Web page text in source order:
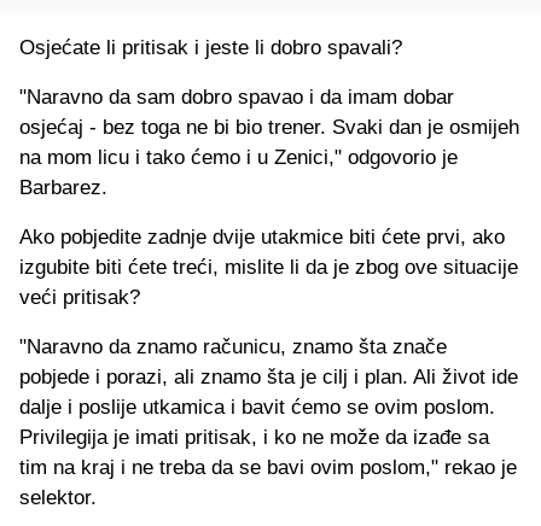
Osjećate li pritisak i jeste li dobro spavali?
"Naravno da sam dobro spavao i da imam dobar
osjećaj - bez toga ne bi bio trener. Svaki dan je osmijeh
na mom licu i tako ćemo i u Zenici," odgovorio je
Barbarez.
Ako pobjedite zadnje dvije utakmice biti ćete prvi, ako
izgubite biti ćete treći, mislite li da je zbog ove situacije
veći pritisak?
"Naravno da znamo računicu, znamo šta znače
pobjede i porazi, ali znamo šta je cilj i plan. Ali život ide
dalje i poslije utkamica i bavit ćemo se ovim poslom.
Privilegija je imati pritisak, i ko ne može da izađe sa
tim na kraj i ne treba da se bavi ovim poslom," rekao je
selektor.